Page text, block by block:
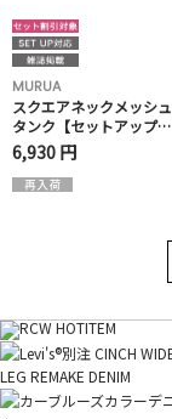
MURUA
スクエアネックメッシュ
タンク【セットアップ着
用可】
6,930 円